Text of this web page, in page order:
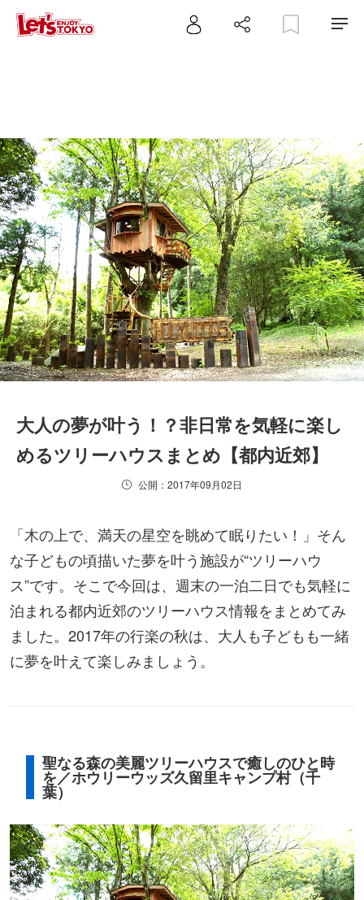
大人の夢が叶う！？非日常を気軽に楽し
めるツリーハウスまとめ【都内近郊】
公開：2017年09月02日
「木の上で、満天の星空を眺めて眠りたい！」そん
な子どもの頃描いた夢を叶う施設が“ツリーハウ
ス”です。そこで今回は、週末の一泊二日でも気軽に
泊まれる都内近郊のツリーハウス情報をまとめてみ
ました。2017年の行楽の秋は、大人も子どもも一緒
に夢を叶えて楽しみましょう。
聖なる森の美麗ツリーハウスで癒しのひと時
を／ホウリーウッズ久留里キャンプ村（千
葉）